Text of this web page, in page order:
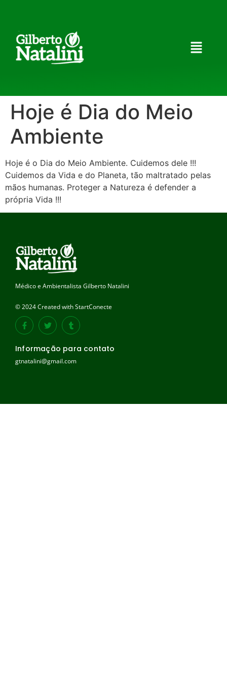
Hoje é Dia do Meio
Ambiente
Hoje é o Dia do Meio Ambiente. Cuidemos dele !!!
Cuidemos da Vida e do Planeta, tão maltratado pelas
mãos humanas. Proteger a Natureza é defender a
própria Vida !!!
Médico e Ambientalista Gilberto Natalini
© 2024 Created with StartConecte
Informação para contato
gtnatalini@gmail.com